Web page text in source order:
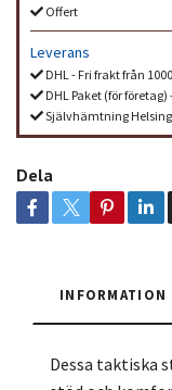
Offert
Leverans
DHL - Fri frakt från
DHL Paket (för företag)
Självhämtning
Dela
INFORMATION
Dessa taktiska